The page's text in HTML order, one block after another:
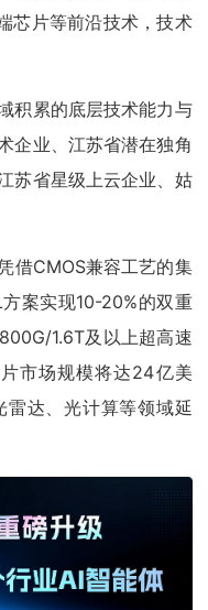
芯片等前沿技术，技术
积累的底层技术能力与
企业、江苏省潜在独角
苏省星级上云企业、姑
借CMOS兼容工艺的集
案实现10-20%的双重
1.6T及以上超高速
市场规模将达24亿美
雷达、光计算等领域延